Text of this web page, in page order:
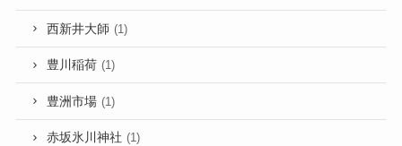
西新井大師 (1)
豊川稲荷 (1)
豊洲市場 (1)
赤坂氷川神社 (1)